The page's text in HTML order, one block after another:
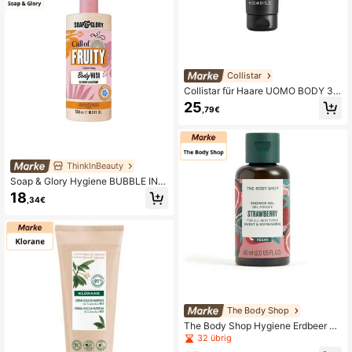
ThinkInBeauty
Soap & Glory Hygiene BUBBLE IN P
ARADISE refreshing body wash
18 ,34€
Collistar
Collistar für Haare UOMO BODY 3-i
n-1 Duschgel
25 ,79€
The Body Shop
The Body Shop Hygiene Erdbeer D
uschgel
32 übrig